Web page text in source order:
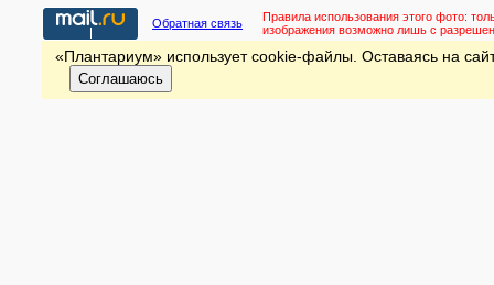
Обратная связь Правила использования этого фото:
изображения возможно лишь с
«Плантариум» использует cookie-файлы. Оставаясь на
Соглашаюсь